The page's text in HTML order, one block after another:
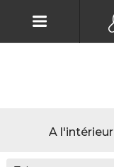
A l'intérieur